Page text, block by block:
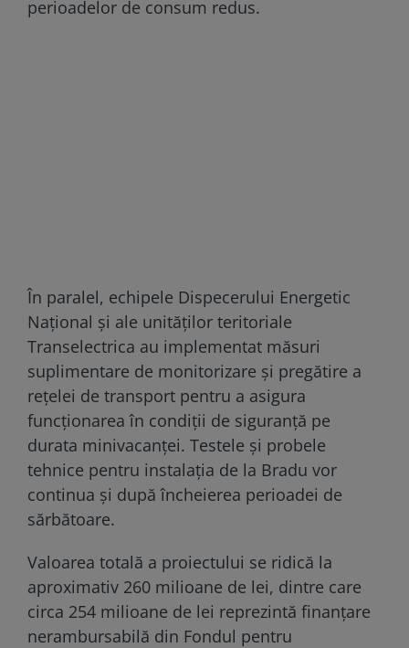
perioadelor de consum redus.
În paralel, echipele Dispecerului Energetic
Național și ale unităților teritoriale
Transelectrica au implementat măsuri
suplimentare de monitorizare și pregătire a
rețelei de transport pentru a asigura
funcționarea în condiții de siguranță pe
durata minivacanței. Testele și probele
tehnice pentru instalația de la Bradu vor
continua și după încheierea perioadei de
sărbătoare.
Valoarea totală a proiectului se ridică la
aproximativ 260 milioane de lei, dintre care
circa 254 milioane de lei reprezintă finanțare
nerambursabilă din Fondul pentru